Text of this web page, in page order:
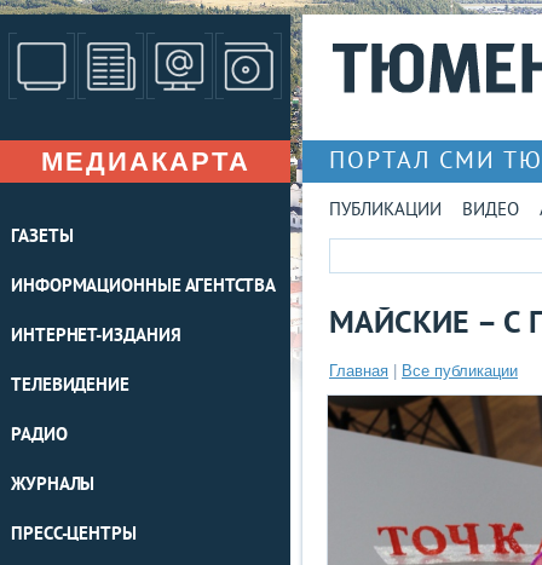
МЕДИАКАРТА
ГАЗЕТЫ
ИНФОРМАЦИОННЫЕ АГЕНТСТВА
ИНТЕРНЕТ-ИЗДАНИЯ
ТЕЛЕВИДЕНИЕ
РАДИО
ЖУРНАЛЫ
ПРЕСС-ЦЕНТРЫ
ПОРТАЛ СМИ
ПУБЛИКАЦИИ ВИДЕО
МАЙСКИЕ – С
Главная Все публикации